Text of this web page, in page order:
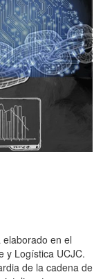
en el
y Logística UCJC.
de la cadena de